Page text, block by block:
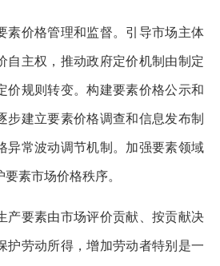
价格管理和监督。引导市场主体
自主权，推动政府定价机制由制定
价规则转变。构建要素价格公示和
步建立要素价格调查和信息发布制
异常波动调节机制。加强要素领域
素市场价格秩序。
要素由市场评价贡献、按贡献决
护劳动所得，增加劳动者特别是一